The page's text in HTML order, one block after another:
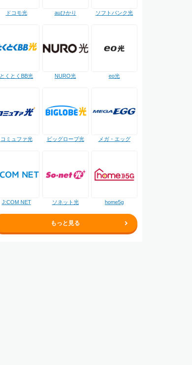
ドコモ光 auひかり ソフトバンク光
とくとくBB光 NURO光 eo光
コミュファ光 ビッグローブ光 メガ・エッグ
J:COM NET ソネット光 home5g
もっと見る